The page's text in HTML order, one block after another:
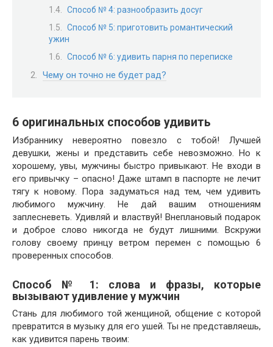
Способ № 4: разнообразить досуг
Способ № 5: приготовить романтический
ужин
Способ № 6: удивить парня по переписке
Чему он точно не будет рад?
6 оригинальных способов удивить
Избраннику невероятно повезло с тобой! Лучшей
девушки, жены и представить себе невозможно. Но к
хорошему, увы, мужчины быстро привыкают. Не входи в
его привычку – опасно! Даже штамп в паспорте не лечит
тягу к новому. Пора задуматься над тем, чем удивить
любимого мужчину. Не дай вашим отношениям
заплесневеть. Удивляй и властвуй! Внеплановый подарок
и доброе слово никогда не будут лишними. Вскружи
голову своему принцу ветром перемен с помощью 6
проверенных способов.
Способ № 1: слова и фразы, которые
вызывают удивление у мужчин
Стань для любимого той женщиной, общение с которой
превратится в музыку для его ушей. Ты не представляешь,
как удивится парень твоим: